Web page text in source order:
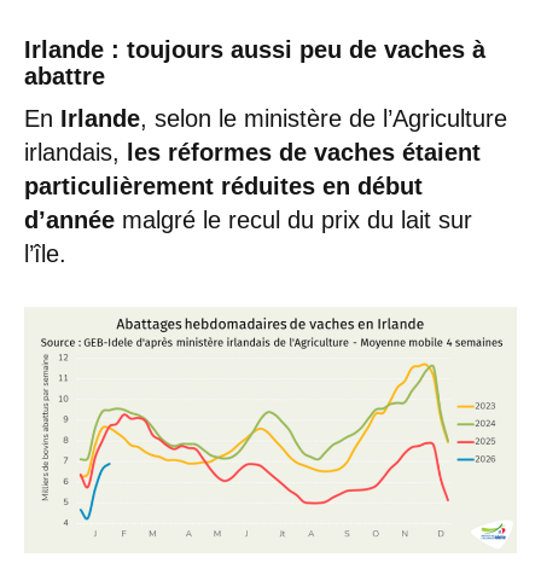
Irlande : toujours aussi peu de vaches à
abattre
En Irlande, selon le ministère de l’Agriculture
irlandais,
les réformes de vaches étaient
particulièrement réduites en début
d’année malgré le recul du prix du lait sur
l’île.